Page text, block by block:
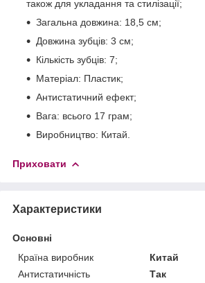
також для укладання та стилізації;
Загальна довжина: 18,5 см;
Довжина зубців: 3 см;
Кількість зубців: 7;
Матеріал: Пластик;
Антистатичний ефект;
Вага: всього 17 грам;
Виробництво: Китай.
Приховати
Характеристики
Основні
Країна виробник
Китай
Антистатичність
Так